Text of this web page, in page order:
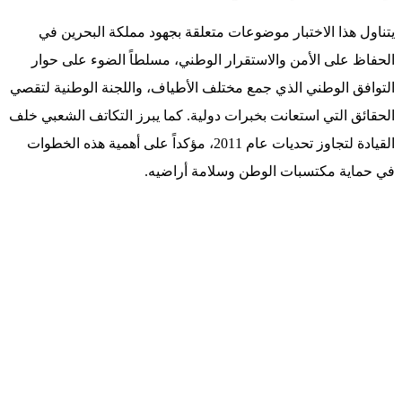
يتناول هذا الاختبار موضوعات متعلقة بجهود مملكة البحرين في
الحفاظ على الأمن والاستقرار الوطني، مسلطاً الضوء على حوار
التوافق الوطني الذي جمع مختلف الأطياف، واللجنة الوطنية لتقصي
الحقائق التي استعانت بخبرات دولية. كما يبرز التكاتف الشعبي خلف
القيادة لتجاوز تحديات عام 2011، مؤكداً على أهمية هذه الخطوات
في حماية مكتسبات الوطن وسلامة أراضيه.